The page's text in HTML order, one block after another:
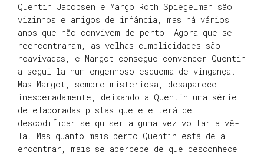
Quentin Jacobsen e Margo Roth Spiegelman são
vizinhos e amigos de infância, mas há vários
anos que não convivem de perto. Agora que se
reencontraram, as velhas cumplicidades são
reavivadas, e Margot consegue convencer Quentin
a segui-la num engenhoso esquema de vingança.
Mas Margot, sempre misteriosa, desaparece
inesperadamente, deixando a Quentin uma série
de elaboradas pistas que ele terá de
descodificar se quiser alguma vez voltar a vê-
la. Mas quanto mais perto Quentin está de a
encontrar, mais se apercebe de que desconhece